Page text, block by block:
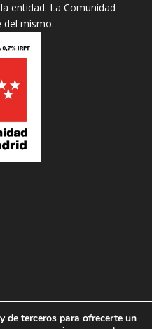
entidad. La Comunidad
del mismo.
de terceros para ofrecerte un